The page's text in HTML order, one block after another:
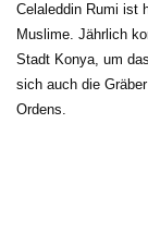
Celaleddin Rumi ist
Muslime. Jährlich
Stadt Konya, um
sich auch die
Ordens.